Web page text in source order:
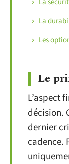
La
Les
Le
L’aspect
décision.
dernier
cadence.